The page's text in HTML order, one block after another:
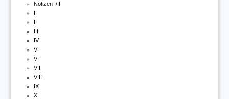
Notizen I/II
I
II
III
IV
V
VI
VII
VIII
IX
X